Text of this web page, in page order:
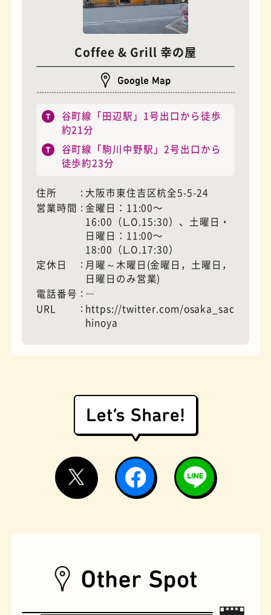
モーニング フィギュアショップ
欧風カレー
オムライス
Coffee & Grill 幸の屋
谷町線「田辺駅」1号出口から徒歩
約21分
谷町線「駒川中野駅」2号出口から
徒歩約23分
住所
大阪市東住吉区杭全5-5-24
営業時間
金曜日：11:00〜
16:00（L.O.15:30）、土曜日・
日曜日：11:00〜
18:00（L.O.17:30）
定休日
月曜～木曜日(金曜日，土曜日，
日曜日のみ営業)
電話番号
―
URL
https://twitter.com/osaka_sac
hinoya